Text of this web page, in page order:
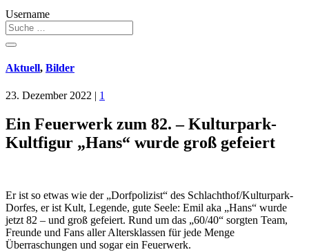
Username
Aktuell, Bilder
23. Dezember 2022 | 1
Ein Feuerwerk zum 82. – Kulturpark-
Kultfigur „Hans“ wurde groß gefeiert
Er ist so etwas wie der „Dorfpolizist“ des Schlachthof/Kulturpark-
Dorfes, er ist Kult, Legende, gute Seele: Emil aka „Hans“ wurde
jetzt 82 – und groß gefeiert. Rund um das „60/40“ sorgten Team,
Freunde und Fans aller Altersklassen für jede Menge
Überraschungen und sogar ein Feuerwerk.